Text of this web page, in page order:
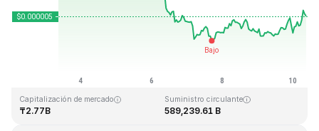
Capitalización de mercado
₸2.77B
Suministro circulante
589,239.61 B